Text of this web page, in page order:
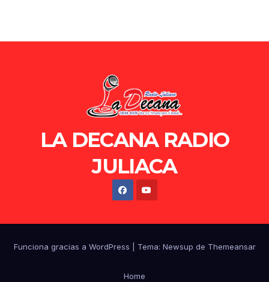
LA DECANA RADIO
JULIACA
Funciona gracias a WordPress Tema: Newsup de Themeansar
Home